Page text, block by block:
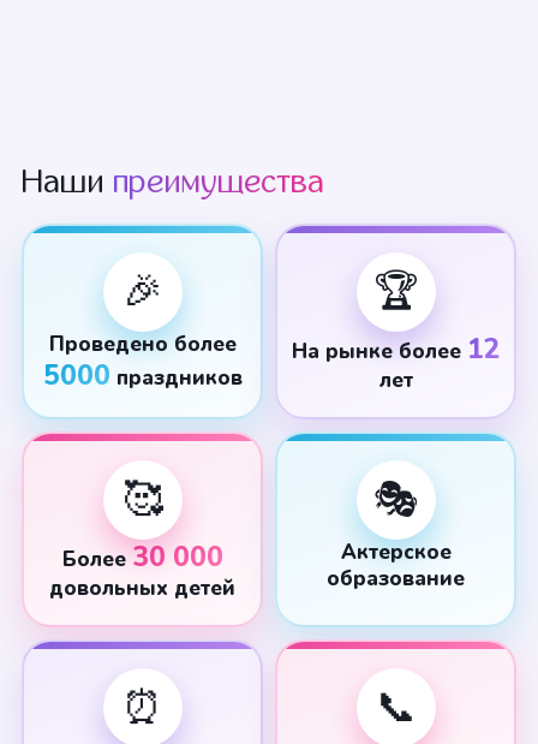
Наши преимущества
🎉
Проведено более
5000 праздников
🏆
На рынке более 12
лет
🥰
Более30 000
довольных детей
🎭
Актерское
образование
⏰ 📞